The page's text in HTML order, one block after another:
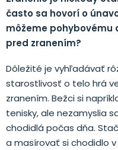
často sa hovorí o
môžeme
pred zranením?
Dôležité je vyhľadávať
starostlivosť o telo hrá
zranením. Bežci si
tenisky, ale nezamyslia
chodidlá počas dňa.
a masírovať si chodidlo